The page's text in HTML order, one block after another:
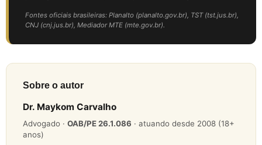
Fontes oficiais brasileiras: Planalto (planalto.gov.br), TST (tst.jus.br),
CNJ (cnj.jus.br), Mediador MTE (mte.gov.br).
Sobre o autor
Dr. Maykom Carvalho
Advogado · OAB/PE 26.1.086 · atuando desde 2008 (18+
anos)